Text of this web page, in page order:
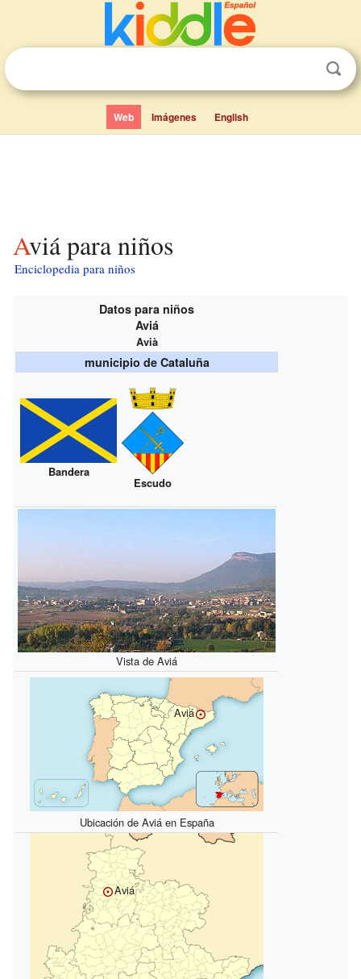
Web Imágenes English
Aviá para niños
Enciclopedia para niños
Datos para niños
Aviá
Avià
municipio de Cataluña
Bandera
Escudo
Vista de Aviá
Aviá
Ubicación de Aviá en España
Aviá